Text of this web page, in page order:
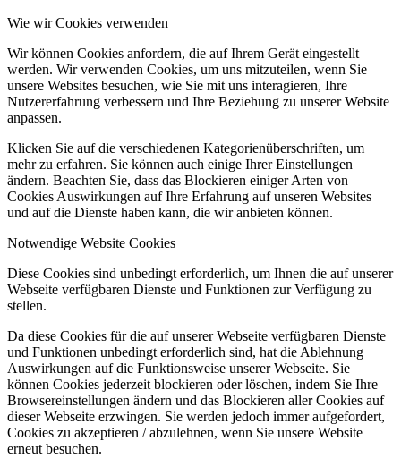
Wie wir Cookies verwenden
Wir können Cookies anfordern, die auf Ihrem Gerät eingestellt
werden. Wir verwenden Cookies, um uns mitzuteilen, wenn Sie
unsere Websites besuchen, wie Sie mit uns interagieren, Ihre
Nutzererfahrung verbessern und Ihre Beziehung zu unserer Website
anpassen.
Klicken Sie auf die verschiedenen Kategorienüberschriften, um
mehr zu erfahren. Sie können auch einige Ihrer Einstellungen
ändern. Beachten Sie, dass das Blockieren einiger Arten von
Cookies Auswirkungen auf Ihre Erfahrung auf unseren Websites
und auf die Dienste haben kann, die wir anbieten können.
Notwendige Website Cookies
Diese Cookies sind unbedingt erforderlich, um Ihnen die auf unserer
Webseite verfügbaren Dienste und Funktionen zur Verfügung zu
stellen.
Da diese Cookies für die auf unserer Webseite verfügbaren Dienste
und Funktionen unbedingt erforderlich sind, hat die Ablehnung
Auswirkungen auf die Funktionsweise unserer Webseite. Sie
können Cookies jederzeit blockieren oder löschen, indem Sie Ihre
Browsereinstellungen ändern und das Blockieren aller Cookies auf
dieser Webseite erzwingen. Sie werden jedoch immer aufgefordert,
Cookies zu akzeptieren / abzulehnen, wenn Sie unsere Website
erneut besuchen.